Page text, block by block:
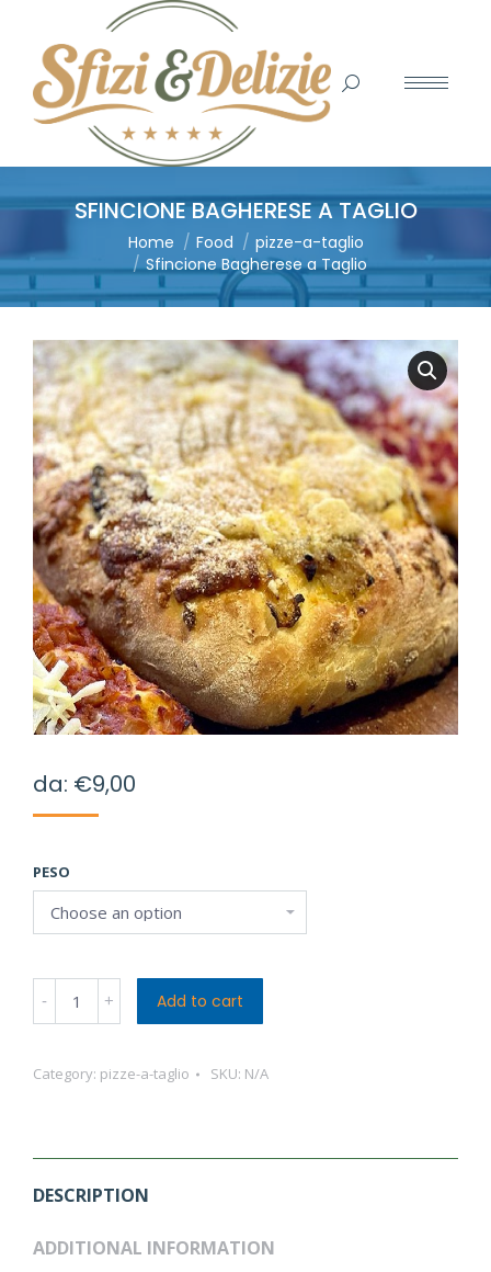
Search:
SFINCIONE BAGHERESE A TAGLIO
You are here:Home Food
pizze-a-taglio
Sfincione Bagherese a Taglio
da: €9,00
PESO
Sfincione
Bagherese
Taglio
Add to cart
Category: pizze-a-taglio SKU: N/A
DESCRIPTION
ADDITIONAL INFORMATION